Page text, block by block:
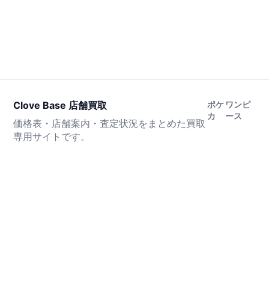
Clove Base 店舗買取
価格表・店舗案内・査定状況をまとめた買取
専用サイトです。
ポケ
カ
ワンピ
ース